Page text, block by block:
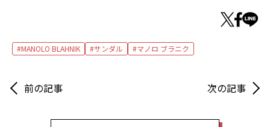
MANOLO BLAHNIK サンダル マノロ ブラニク
前の記事 次の記事